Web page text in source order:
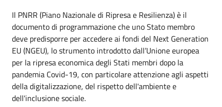
Il PNRR (Piano Nazionale di Ripresa e Resilienza) è il
documento di programmazione che uno Stato membro
deve predisporre per accedere ai fondi del Next Generation
EU (NGEU), lo strumento introdotto dall’Unione europea
per la ripresa economica degli Stati membri dopo la
pandemia Covid-19, con particolare attenzione agli aspetti
della digitalizzazione, del rispetto dell'ambiente e
dell'inclusione sociale.